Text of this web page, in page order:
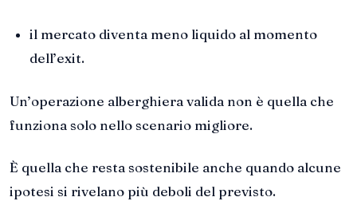
il mercato diventa meno liquido al momento
dell’exit.
Un’operazione alberghiera valida non è quella che
funziona solo nello scenario migliore.
È quella che resta sostenibile anche quando alcune
ipotesi si rivelano più deboli del previsto.